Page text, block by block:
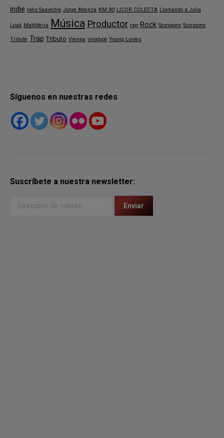
indie Inés Saavedra Jorge Atienza KM.80 LICOR COLECTA Llamando a Julia
Loud Malditeria Música Productor rap Rock Scorpions Scorpions
Tribute Trap Tributo Vienna vinalopó Young Luvies
Síguenos en nuestras redes
Suscríbete a nuestra newsletter: